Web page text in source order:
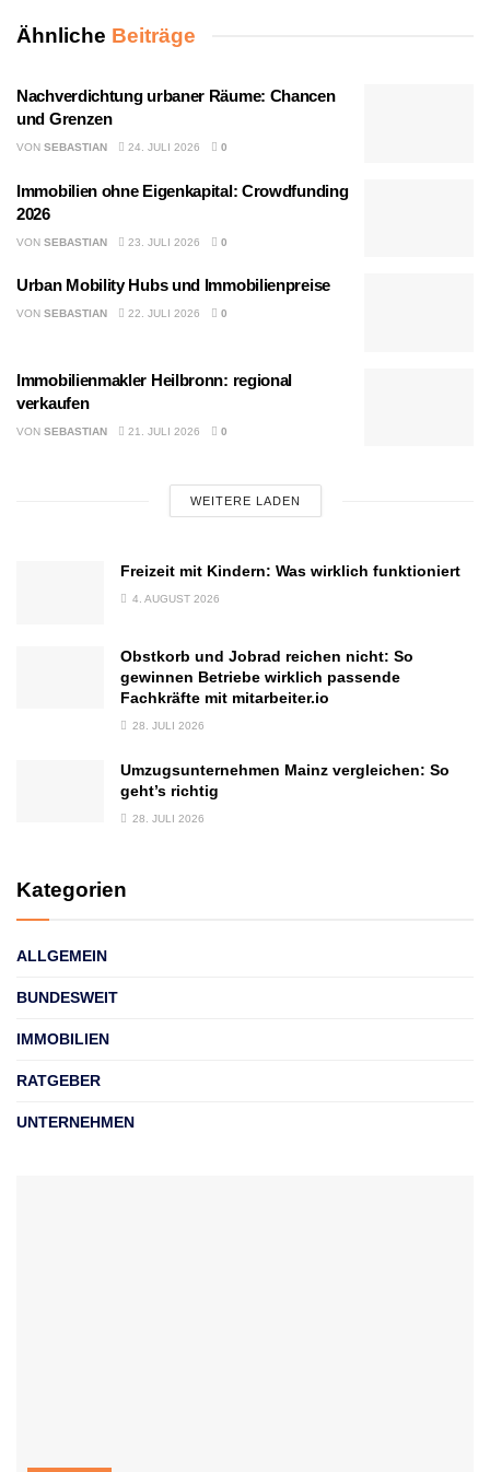
Ähnliche Beiträge
Nachverdichtung urbaner Räume: Chancen
und Grenzen
VON SEBASTIAN 24. JULI 2026 0
Immobilien ohne Eigenkapital: Crowdfunding
2026
VON SEBASTIAN 23. JULI 2026 0
Urban Mobility Hubs und Immobilienpreise
VON SEBASTIAN 22. JULI 2026 0
Immobilienmakler Heilbronn: regional
verkaufen
VON SEBASTIAN 21. JULI 2026 0
WEITERE LADEN
Freizeit mit Kindern: Was wirklich funktioniert
4. AUGUST 2026
Obstkorb und Jobrad reichen nicht: So
gewinnen Betriebe wirklich passende
Fachkräfte mit mitarbeiter.io
28. JULI 2026
Umzugsunternehmen Mainz vergleichen: So
geht’s richtig
28. JULI 2026
Kategorien
ALLGEMEIN
BUNDESWEIT
IMMOBILIEN
RATGEBER
UNTERNEHMEN